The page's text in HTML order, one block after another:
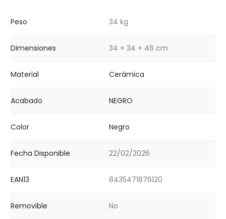
Peso 34 kg
Dimensiones 34 × 34 × 46 cm
Material Cerámica
Acabado NEGRO
Color Negro
Fecha Disponible 22/02/2026
EAN13 8435471876120
Removible No